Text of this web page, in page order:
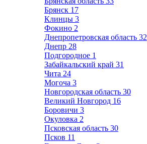
Брянск 17
Клинцы 3
Фокино 2
Днепропетровская область 32
Днепр 28
Подгородное 1
Забайкальский край 31
Чита 24
Могоча 3
Новгородская область 30
Великий Новгород 16
Боровичи 3
Окуловка 2
Псковская область 30
Псков 11